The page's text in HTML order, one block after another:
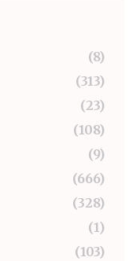
(8)
(313)
(23)
(108)
(9)
(666)
(328)
(1)
(103)